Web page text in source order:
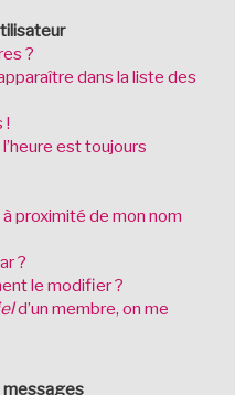
?
dans la liste des
!
est toujours
proximité de mon nom
?
le modifier ?
d’un membre, on me
messages